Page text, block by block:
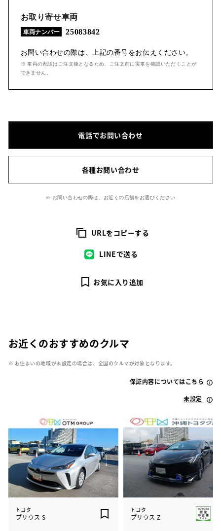
お取り寄せ車両
車両ナンバー 25083842
お問い合わせの際は、上記の番号をお伝えください。
※ 車両の配送はご注文後となるため、ご注文前に実車を確認いただくことが
できません。
電話でお問い合わせ
各種お問い合わせ
※ お問い合わせの際は、お近くの店舗をお選びください
URLをコピーする
LINEで送る
お気に入り追加
お近くのおすすめのクルマ
※ お住まいの地域が未設定の場合は、全国のクルマが対象となります。
保証内容についてはこちら
未設定
トヨタ
プリウス S
トヨタ
プリウス Z